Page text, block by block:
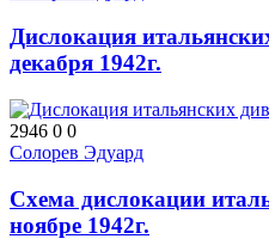
Дислокация
декабря 1942г.
2946 0 0
Солорев Эдуард
Схема дислокации
ноябре 1942г.